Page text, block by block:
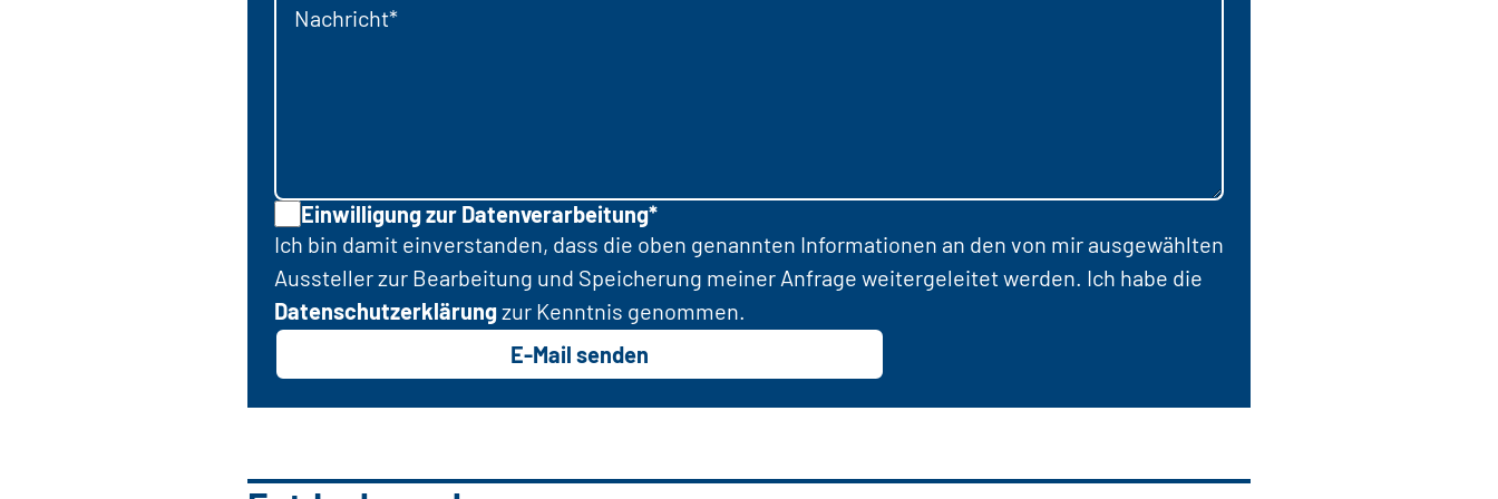
Nachricht*
Einwilligung zur Datenverarbeitung*
Ich bin damit einverstanden, dass die oben genannten Informationen an den von mir ausgewählten
Aussteller zur Bearbeitung und Speicherung meiner Anfrage weitergeleitet werden. Ich habe die
Datenschutzerklärungzur Kenntnis genommen.
E-Mail senden